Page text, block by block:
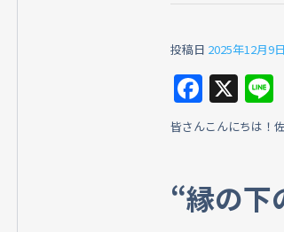
投稿日 2025年12月9日
F
a
b
X
e
皆さんこんにちは！
“縁の下